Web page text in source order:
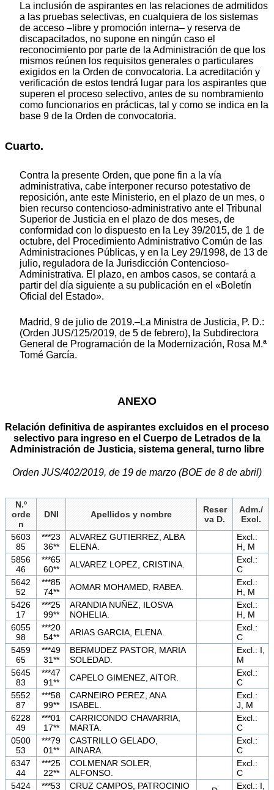
La inclusión de aspirantes en las relaciones de admitidos
a las pruebas selectivas, en cualquiera de los sistemas
de acceso –libre y promoción interna– y reserva de
discapacitados, no supone en ningún caso el
reconocimiento por parte de la Administración de que los
mismos reúnen los requisitos generales o particulares
exigidos en la Orden de convocatoria. La acreditación y
verificación de estos tendrá lugar para los aspirantes que
superen el proceso selectivo, antes de su nombramiento
como funcionarios en prácticas, tal y como se indica en la
base 9 de la Orden de convocatoria.
Cuarto.
Contra la presente Orden, que pone fin a la vía
administrativa, cabe interponer recurso potestativo de
reposición, ante este Ministerio, en el plazo de un mes, o
bien recurso contencioso-administrativo ante el Tribunal
Superior de Justicia en el plazo de dos meses, de
conformidad con lo dispuesto en la Ley 39/2015, de 1 de
octubre, del Procedimiento Administrativo Común de las
Administraciones Públicas, y en la Ley 29/1998, de 13 de
julio, reguladora de la Jurisdicción Contencioso-
Administrativa. El plazo, en ambos casos, se contará a
partir del día siguiente a su publicación en el «Boletín
Oficial del Estado».
Madrid, 9 de julio de 2019.–La Ministra de Justicia, P. D.:
(Orden JUS/125/2019, de 5 de febrero), la Subdirectora
General de Programación de la Modernización, Rosa M.ª
Tomé García.
ANEXO
Relación definitiva de aspirantes excluidos en el proceso
selectivo para ingreso en el Cuerpo de Letrados de la
Administración de Justicia, sistema general, turno libre
Orden JUS/402/2019, de 19 de marzo (BOE de 8 de abril)
N.º
orde
n
DNI Apellidos y nombre
Reser
va D.
Adm./
Excl.
5603
85
***23
36**
ALVAREZ GUTIERREZ, ALBA
ELENA.
Excl.:
H, M
5856
46
***65
60**
ALVAREZ LOPEZ, CRISTINA.
Excl.:
C
5642
52
***85
74**
AOMAR MOHAMED, RABEA.
Excl.:
H, M
5426
17
***25
99**
ARANDIA NUÑEZ, ILOSVA
NOHELIA.
Excl.:
H, M
6055
98
***20
54**
ARIAS GARCIA, ELENA.
Excl.:
C
5459
65
***49
31**
BERMUDEZ PASTOR, MARIA
SOLEDAD.
Excl.: I,
M
5645
83
***47
91**
CAPELO GIMENEZ, AITOR.
Excl.:
C
5552
87
***58
99**
CARNEIRO PEREZ, ANA
ISABEL.
Excl.:
J, M
6228
49
***01
17**
CARRICONDO CHAVARRIA,
MARTA.
Excl.:
C
0500
53
***79
01**
CASTRILLO GELADO,
AINARA.
Excl.:
C
6347
44
***25
22**
COLMENAR SOLER,
ALFONSO.
Excl.:
C
5424
***53 CRUZ CAMPOS, PATROCINIO Excl.: I,